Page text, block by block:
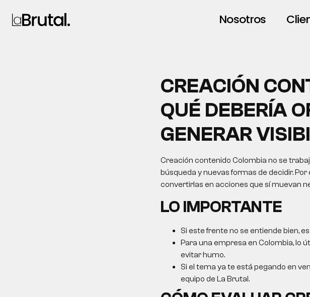
Nosotros
CREACIÓN
QUÉ DEBERÍA
GENERAR
Creación contenido Colombia no se
búsqueda y nuevas formas de decidir.
convertirlas en acciones que sí muevan
LO IMPORTANTE
Si este frente no se entiende bien,
Para una empresa en Colombia, lo
evitar humo.
Si el tema ya te está pegando en
equipo de La Brutal.